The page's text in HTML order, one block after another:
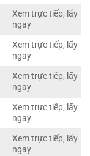
Xem trực tiếp, lấy
ngay
Xem trực tiếp, lấy
ngay
Xem trực tiếp, lấy
ngay
Xem trực tiếp, lấy
ngay
Xem trực tiếp, lấy
ngay